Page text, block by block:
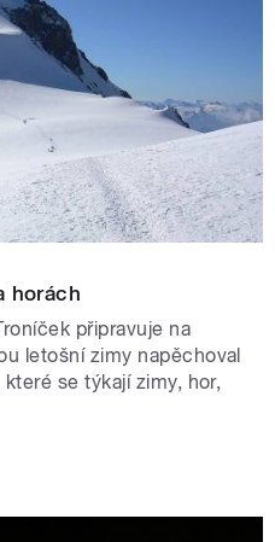
horách
připravuje na
letošní zimy napěchoval
se týkají zimy, hor,